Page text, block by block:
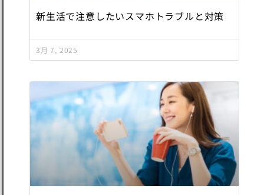
新生活で注意したいスマホトラブルと対策
3月 7, 2025